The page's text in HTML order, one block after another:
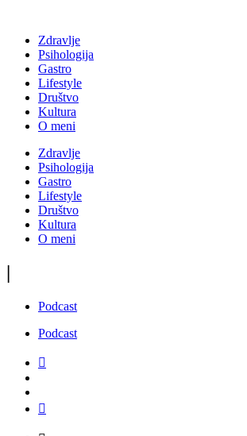
Zdravlje
Psihologija
Gastro
Lifestyle
Društvo
Kultura
O meni
Zdravlje
Psihologija
Gastro
Lifestyle
Društvo
Kultura
O meni
|
Podcast
Podcast